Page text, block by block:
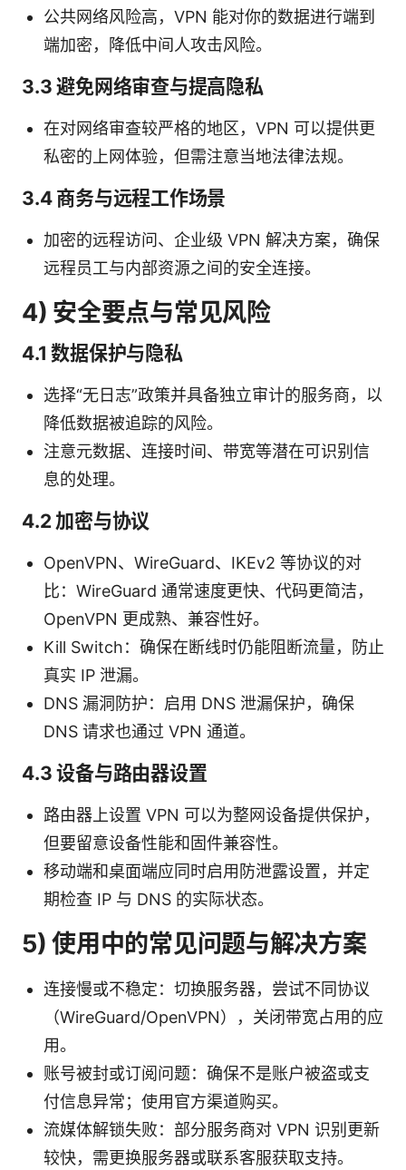
公共网络风险高，VPN 能对你的数据进行端到
端加密，降低中间人攻击风险。
3.3 避免网络审查与提高隐私
在对网络审查较严格的地区，VPN 可以提供更
私密的上网体验，但需注意当地法律法规。
3.4 商务与远程工作场景
加密的远程访问、企业级 VPN 解决方案，确保
远程员工与内部资源之间的安全连接。
4) 安全要点与常见风险
4.1 数据保护与隐私
选择“无日志”政策并具备独立审计的服务商，以
降低数据被追踪的风险。
注意元数据、连接时间、带宽等潜在可识别信
息的处理。
4.2 加密与协议
OpenVPN、WireGuard、IKEv2 等协议的对
比：WireGuard 通常速度更快、代码更简洁，
OpenVPN 更成熟、兼容性好。
Kill Switch：确保在断线时仍能阻断流量，防止
真实 IP 泄漏。
DNS 漏洞防护：启用 DNS 泄漏保护，确保
DNS 请求也通过 VPN 通道。
4.3 设备与路由器设置
路由器上设置 VPN 可以为整网设备提供保护，
但要留意设备性能和固件兼容性。
移动端和桌面端应同时启用防泄露设置，并定
期检查 IP 与 DNS 的实际状态。
5) 使用中的常见问题与解决方案
连接慢或不稳定：切换服务器，尝试不同协议
（WireGuard/OpenVPN），关闭带宽占用的应
用。
账号被封或订阅问题：确保不是账户被盗或支
付信息异常；使用官方渠道购买。
流媒体解锁失败：部分服务商对 VPN 识别更新
较快，需更换服务器或联系客服获取支持。